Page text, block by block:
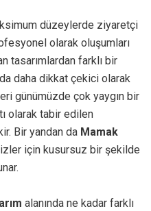
düzeylerde ziyaretçi
olarak oluşumları
tasarımlardan farklı bir
daha dikkat çekici olarak
günümüzde çok yaygın bir
olarak tabir edilen
Bir yandan da Mamak
için kusursuz bir şekilde
alanında ne kadar farklı